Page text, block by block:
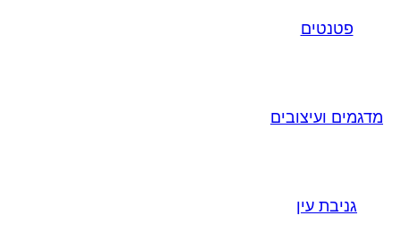
פטנטים
מדגמים ועיצובים
גניבת עין